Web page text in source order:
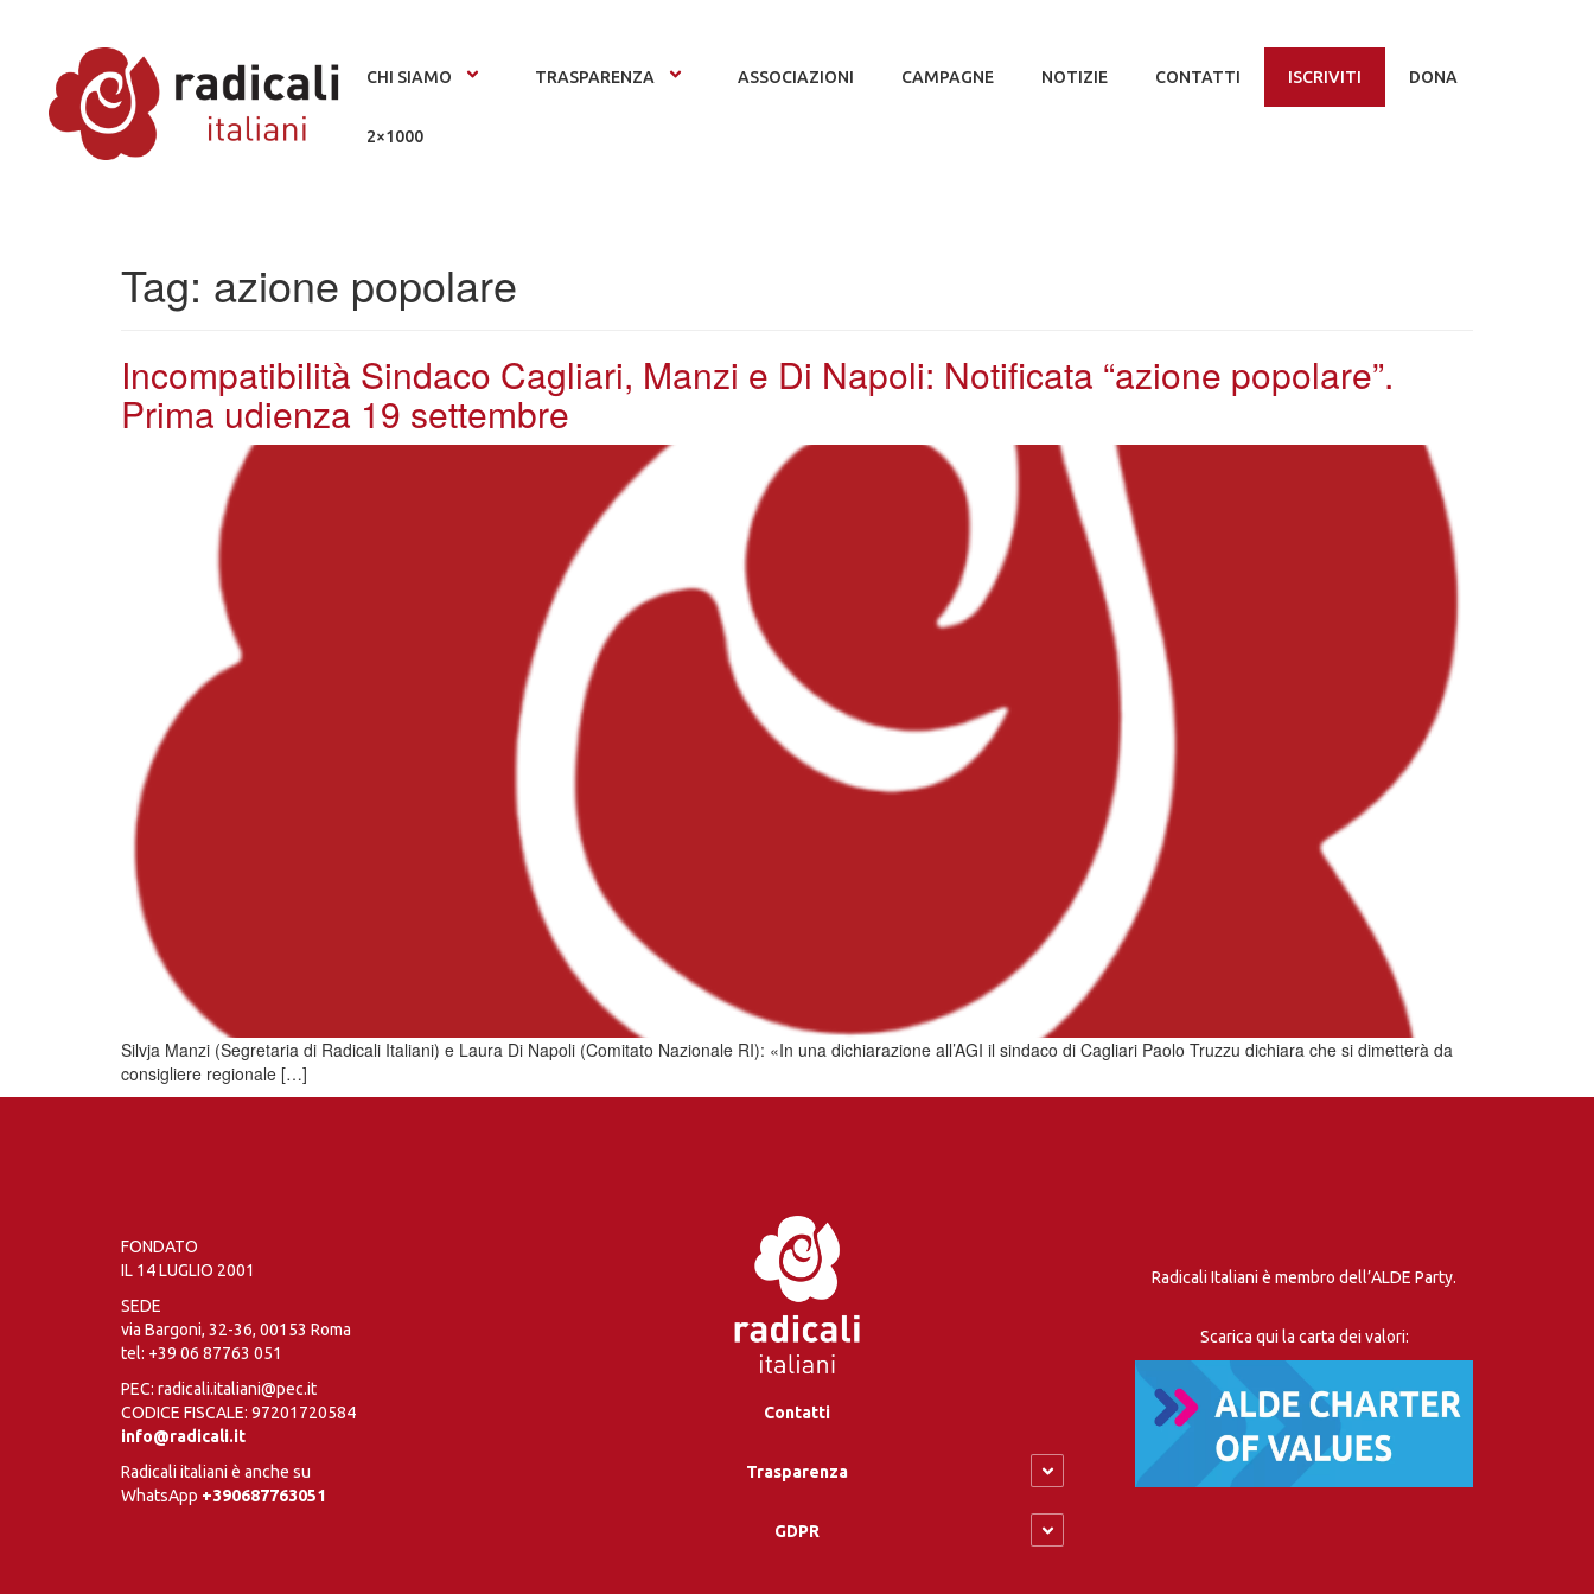
CHI SIAMO TRASPARENZA ASSOCIAZIONI CAMPAGNE NOTIZIE CONTATTI ISCRIVITI DONA
2×1000
Tag: azione popolare
Incompatibilità Sindaco Cagliari, Manzi e Di Napoli: Notificata “azione popolare”.
Prima udienza 19 settembre
Silvja Manzi (Segretaria di Radicali Italiani) e Laura Di Napoli (Comitato Nazionale RI): «In una dichiarazione all’AGI il sindaco di Cagliari Paolo Truzzu dichiara che si dimetterà da
consigliere regionale […]
FONDATO
IL 14 LUGLIO 2001
SEDE
via Bargoni, 32-36, 00153 Roma
tel: +39 06 87763 051
PEC: radicali.italiani@pec.it
CODICE FISCALE: 97201720584
info@radicali.it
Radicali italiani è anche su
WhatsApp +390687763051
Contatti
Trasparenza
GDPR
Radicali Italiani è membro dell’ALDE Party.
Scarica qui la carta dei valori: